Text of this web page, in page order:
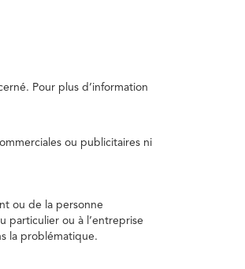
Pour plus d’information
ou publicitaires ni
ou de la personne
particulier ou à l’entreprise
la problématique.